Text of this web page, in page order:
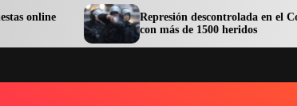
Represión descontrolada en el Congreso terminó
con más de 1500 heridos